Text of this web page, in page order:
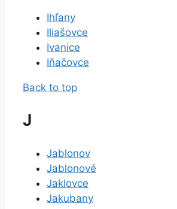
Ihľany
Iliašovce
Ivanice
Iňačovce
Back to top
J
Jablonov
Jablonové
Jaklovce
Jakubany